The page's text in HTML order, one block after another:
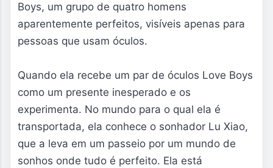
Boys, um grupo de quatro homens
aparentemente perfeitos, visíveis apenas para
pessoas que usam óculos.
Quando ela recebe um par de óculos Love Boys
como um presente inesperado e os
experimenta. No mundo para o qual ela é
transportada, ela conhece o sonhador Lu Xiao,
que a leva em um passeio por um mundo de
sonhos onde tudo é perfeito. Ela está